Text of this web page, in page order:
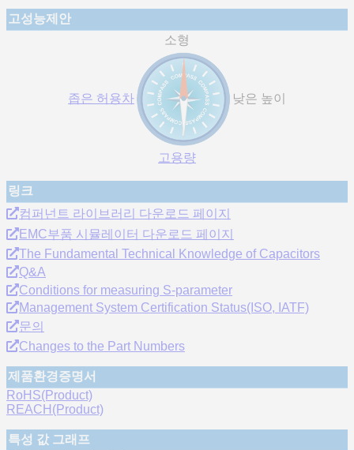
고성능제안
소형
좁은 허용차 낮은 높이
고용량
링크
컴퍼넌트 라이브러리 다운로드 페이지
EMC부품 시뮬레이터 다운로드 페이지
The Fundamental Technical Knowledge of Capacitors
Q&A
Conditions for measuring S-parameter
Management System Certification Status(ISO, IATF)
문의
Changes to the Part Numbers
제품환경증명서
RoHS(Product)
REACH(Product)
특성 값 그래프